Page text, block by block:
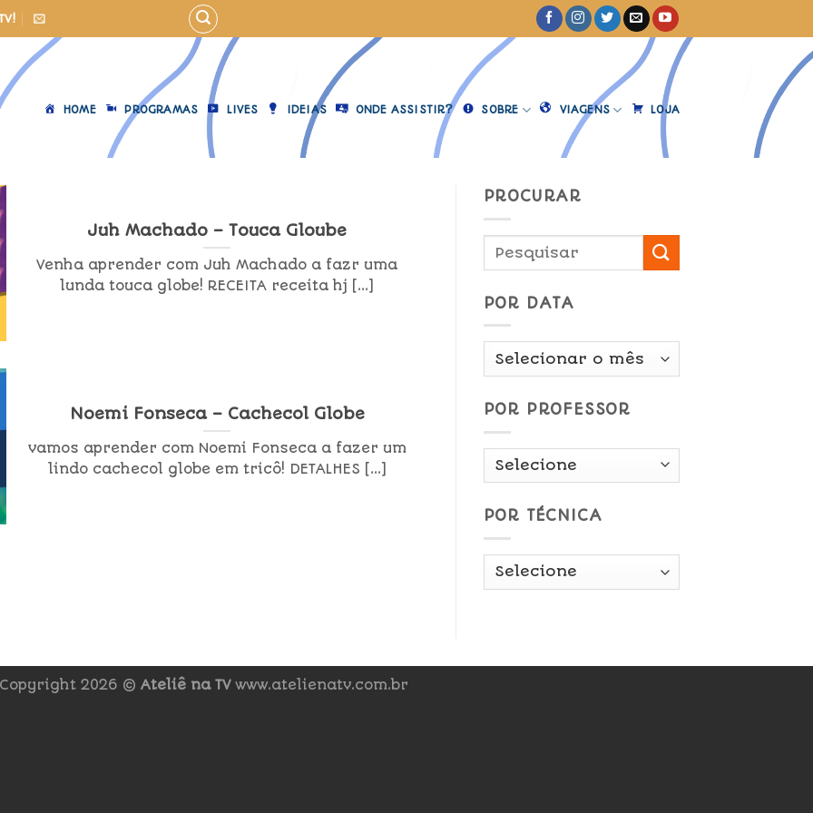
HOME PROGRAMAS LIVES IDEIAS ONDE ASSISTIR? SOBRE VIAGENS LOJA
Juh Machado – Touca Gloube
Venha aprender com Juh Machado a fazr uma
lunda touca globe! RECEITA receita hj [...]
Noemi Fonseca – Cachecol Globe
vamos aprender com Noemi Fonseca a fazer um
lindo cachecol globe em tricô! DETALHES [...]
PROCURAR
POR DATA
Por
POR PROFESSOR
POR TÉCNICA
2026 © Ateliê na TVwww.atelienatv.com.br